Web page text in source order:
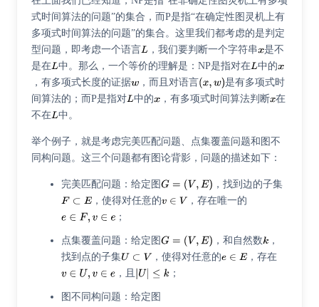
式时间算法的问题”的集合，而P是指“在确定性图灵机上有
多项式时间算法的问题”的集合。这里我们都考虑的是判定
型问题，即考虑一个语言
，我们要判断一个字符串 是不
是在
中。那么，一个等价的理解是：NP是指对在
中的
，有多项式长度的证据
，而且对语言
是有多项式时
间算法的；而P是指对
中的 ，有多项式时间算法判断 在
不在
中。
举个例子，就是考虑完美匹配问题、点集覆盖问题和图不
同构问题。这三个问题都有图论背影，问题的描述如下：
完美匹配问题：给定图
，找到边的子集
，使得对任意的
，存在唯一的
；
点集覆盖问题：给定图 ，和自然数 ，
找到点的子集
，使得对任意的
，存在
，且
；
图不同构问题：给定图